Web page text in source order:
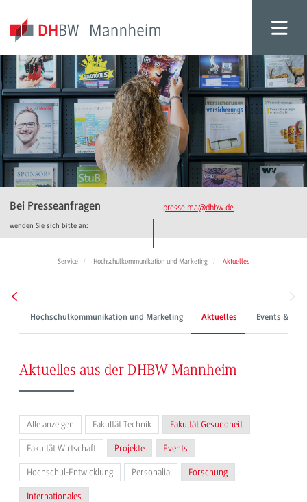
Bei Presseanfragen
wenden Sie sich bitte an:
presse.ma@dhbw.de
Service Hochschulkommunikation und Marketing Aktuelles
Hochschulkommunikation und Marketing Aktuelles Events &
Aktuelles aus der DHBW Mannheim
Alle anzeigen Fakultät Technik Fakultät Gesundheit
Fakultät Wirtschaft Projekte Events
Hochschul-Entwicklung Personalia Forschung
Internationales